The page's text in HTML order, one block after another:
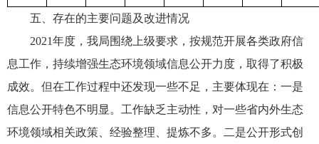
五、存在的主要问题及改进情况
2021年度，我局围绕上级要求，按规范开展各类政府信
息工作，持续增强生态环境领域信息公开力度，取得了积极
成效。但在工作过程中还发现一些不足，主要体现在：一是
信息公开特色不明显。工作缺乏主动性，对一些省内外生态
环境领域相关政策、经验整理、提炼不多。二是公开形式创